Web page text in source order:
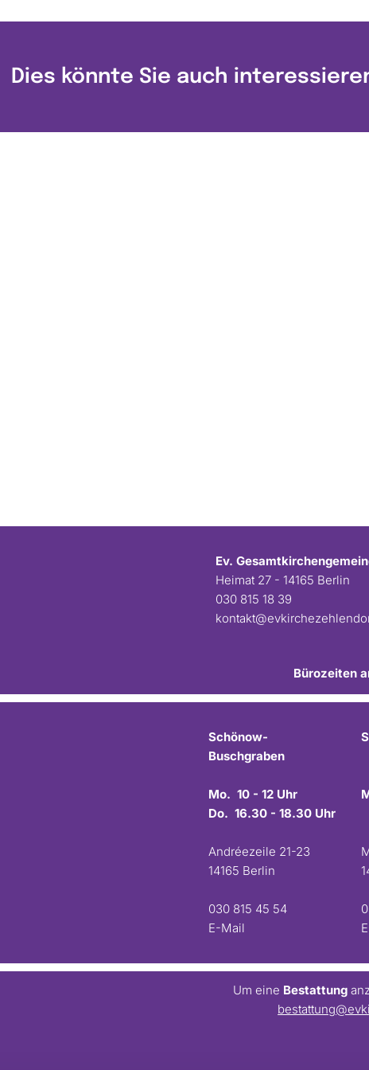
Dies könnte Sie auch
Ev.
Heimat 27 - 14165 Berlin
030 815 18 39
Bürozeiten
Schönow-
Buschgraben
Mo. 10 - 12 Uhr
Do. 16.30 - 18.30 Uhr
Andréezeile 21-23
14165 Berlin
030 815 45 54
E-Mail
Um eine Bestattung